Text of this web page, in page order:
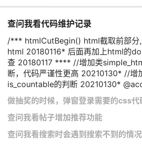
查问我看代码维护记录
/*** htmlCutBegin() html截取前部分,
html 20180116* 后面再加上html的
查 20180117 **** //增加类
断，代码严谨性更高 20210130* //增
is_countable的判断 20210130*
做抽奖的时候，弹窗登录需要的css代
查问我看帖子增加推荐功能
查问我看搜索时会遇到搜索不到的情况